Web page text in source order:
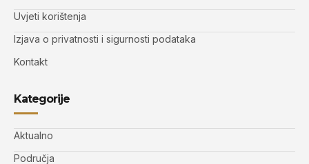
Uvjeti korištenja
Izjava o privatnosti i sigurnosti podataka
Kontakt
Kategorije
Aktualno
Područja